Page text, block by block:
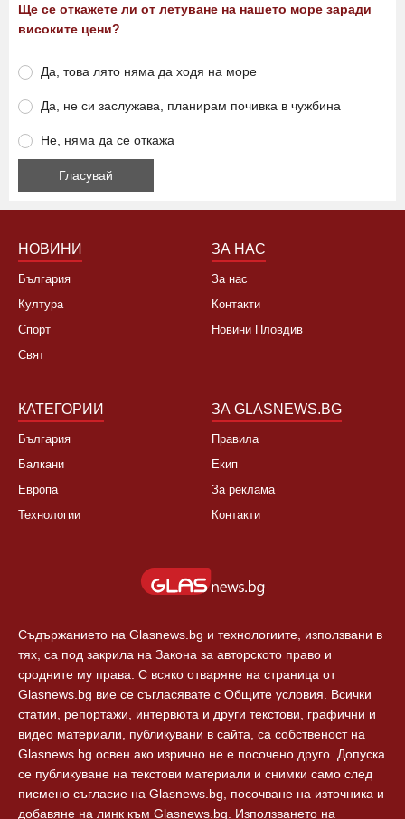
Ще се откажете ли от летуване на нашето море заради
високите цени?
Да, това лято няма да ходя на море
Да, не си заслужава, планирам почивка в чужбина
Не, няма да се откажа
НОВИНИ
България
Култура
Спорт
Свят
ЗА НАС
За нас
Контакти
Новини Пловдив
КАТЕГОРИИ
България
Балкани
Европа
Технологии
ЗА GLASNEWS.BG
Правила
Екип
За реклама
Контакти
Съдържанието на Glasnews.bg и технологиите, използвани в
тях, са под закрила на Закона за авторското право и
сродните му права. С всяко отваряне на страница от
Glasnews.bg вие се съгласявате с Общите условия. Всички
статии, репортажи, интервюта и други текстови, графични и
видео материали, публикувани в сайта, са собственост на
Glasnews.bg освен ако изрично не е посочено друго. Допуска
се публикуване на текстови материали и снимки само след
писмено съгласие на Glasnews.bg, посочване на източника и
добавяне на линк към Glasnews.bg. Използването на